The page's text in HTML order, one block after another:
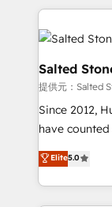
we de-risk
accelerate ROI
multi-region
we turn
scale. 🏆 HubSpot’s CEO called us “the partner of the
future.”
measurable
Salted
提供元：Salted
Since 2012,
have
solutions that
transform brand
Elite5.0